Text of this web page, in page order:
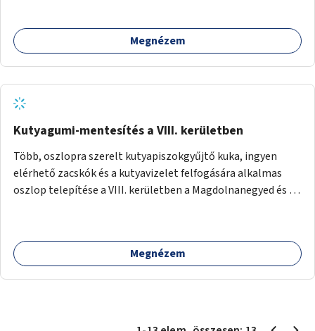
Megnézem
Kutyagumi-mentesítés a VIII. kerületben
Több, oszlopra szerelt kutyapiszokgyűjtő kuka, ingyen
elérhető zacskók és a kutyavizelet felfogására alkalmas
oszlop telepítése a VIII. kerületben a Magdolnanegyed és a
Megnézem